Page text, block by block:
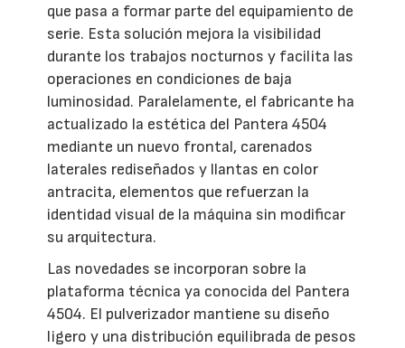
que pasa a formar parte del equipamiento de
serie. Esta solución mejora la visibilidad
durante los trabajos nocturnos y facilita las
operaciones en condiciones de baja
luminosidad. Paralelamente, el fabricante ha
actualizado la estética del Pantera 4504
mediante un nuevo frontal, carenados
laterales rediseñados y llantas en color
antracita, elementos que refuerzan la
identidad visual de la máquina sin modificar
su arquitectura.
Las novedades se incorporan sobre la
plataforma técnica ya conocida del Pantera
4504. El pulverizador mantiene su diseño
ligero y una distribución equilibrada de pesos